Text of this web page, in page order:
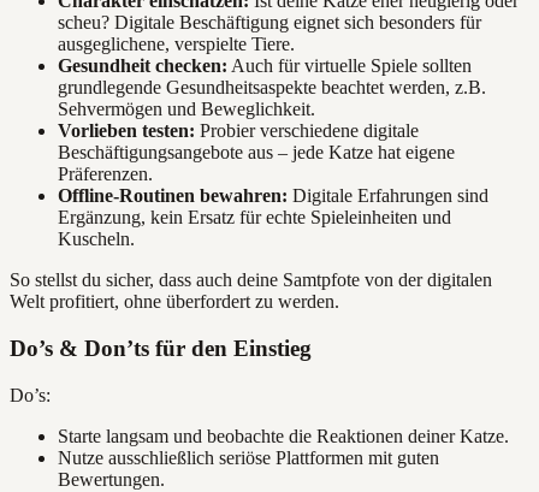
scheu? Digitale Beschäftigung eignet sich besonders für
ausgeglichene, verspielte Tiere.
Gesundheit checken: Auch für virtuelle Spiele sollten
grundlegende Gesundheitsaspekte beachtet werden, z.B.
Sehvermögen und Beweglichkeit.
Vorlieben testen: Probier verschiedene digitale
Beschäftigungsangebote aus – jede Katze hat eigene
Präferenzen.
Offline-Routinen bewahren: Digitale Erfahrungen sind
Ergänzung, kein Ersatz für echte Spieleinheiten und
Kuscheln.
So stellst du sicher, dass auch deine Samtpfote von der digitalen
Welt profitiert, ohne überfordert zu werden.
Do’s & Don’ts für den Einstieg
Do’s:
Starte langsam und beobachte die Reaktionen deiner Katze.
Nutze ausschließlich seriöse Plattformen mit guten
Bewertungen.